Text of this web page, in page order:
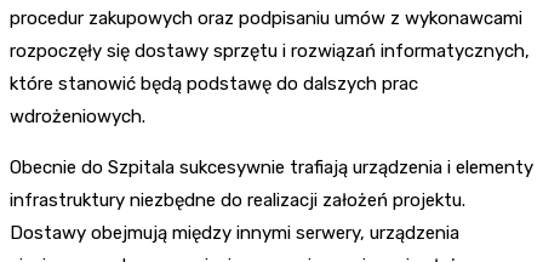
procedur zakupowych oraz podpisaniu umów z wykonawcami
rozpoczęły się dostawy sprzętu i rozwiązań informatycznych,
które stanowić będą podstawę do dalszych prac
wdrożeniowych.
Obecnie do Szpitala sukcesywnie trafiają urządzenia i elementy
infrastruktury niezbędne do realizacji założeń projektu.
Dostawy obejmują między innymi serwery, urządzenia